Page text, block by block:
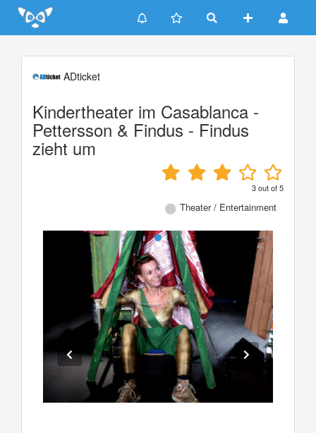
Update cookies preferences
ADticket
Kindertheater im Casablanca -
Pettersson & Findus - Findus
zieht um
3out of5
Theater / Entertainment